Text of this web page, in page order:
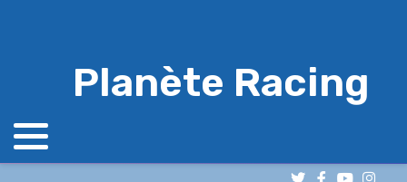
Planète Racing